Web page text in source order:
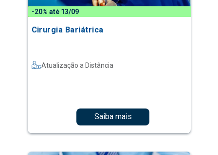
-20% até 13/09
Cirurgia Bariátrica
Atualização a Distância
Saiba mais